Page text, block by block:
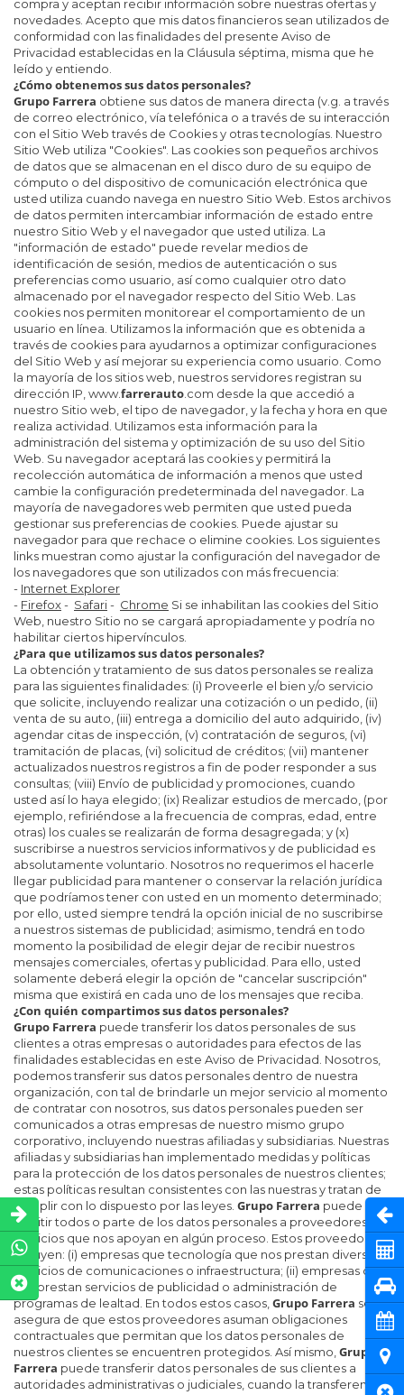
compra y aceptan recibir información sobre nuestras ofertas y
novedades. Acepto que mis datos financieros sean utilizados de
conformidad con las finalidades del presente Aviso de
Privacidad establecidas en la Cláusula séptima, misma que he
leído y entiendo.
¿Cómo obtenemos sus datos personales?
Grupo Farrera obtiene sus datos de manera directa (v.g. a través
de correo electrónico, vía telefónica o a través de su interacción
con el Sitio Web través de Cookies y otras tecnologías. Nuestro
Sitio Web utiliza "Cookies". Las cookies son pequeños archivos
de datos que se almacenan en el disco duro de su equipo de
cómputo o del dispositivo de comunicación electrónica que
usted utiliza cuando navega en nuestro Sitio Web. Estos archivos
de datos permiten intercambiar información de estado entre
nuestro Sitio Web y el navegador que usted utiliza. La
"información de estado" puede revelar medios de
identificación de sesión, medios de autenticación o sus
preferencias como usuario, así como cualquier otro dato
almacenado por el navegador respecto del Sitio Web. Las
cookies nos permiten monitorear el comportamiento de un
usuario en línea. Utilizamos la información que es obtenida a
través de cookies para ayudarnos a optimizar configuraciones
del Sitio Web y así mejorar su experiencia como usuario. Como
la mayoría de los sitios web, nuestros servidores registran su
dirección IP, www.farrerauto .com desde la que accedió a
nuestro Sitio web, el tipo de navegador, y la fecha y hora en que
realiza actividad. Utilizamos esta información para la
administración del sistema y optimización de su uso del Sitio
Web. Su navegador aceptará las cookies y permitirá la
recolección automática de información a menos que usted
cambie la configuración predeterminada del navegador. La
mayoría de navegadores web permiten que usted pueda
gestionar sus preferencias de cookies. Puede ajustar su
navegador para que rechace o elimine cookies. Los siguientes
links muestran como ajustar la configuración del navegador de
los navegadores que son utilizados con más frecuencia:
- Internet Explorer
- Firefox- Safari- Chrome Si se inhabilitan las cookies del Sitio
Web, nuestro Sitio no se cargará apropiadamente y podría no
habilitar ciertos hipervínculos.
¿Para que utilizamos sus datos personales?
La obtención y tratamiento de sus datos personales se realiza
para las siguientes finalidades: (i) Proveerle el bien y/o servicio
que solicite, incluyendo realizar una cotización o un pedido, (ii)
venta de su auto, (iii) entrega a domicilio del auto adquirido, (iv)
agendar citas de inspección, (v) contratación de seguros, (vi)
tramitación de placas, (vi) solicitud de créditos; (vii) mantener
actualizados nuestros registros a fin de poder responder a sus
consultas; (viii) Envío de publicidad y promociones, cuando
usted así lo haya elegido; (ix) Realizar estudios de mercado, (por
ejemplo, refiriéndose a la frecuencia de compras, edad, entre
otras) los cuales se realizarán de forma desagregada; y (x)
suscribirse a nuestros servicios informativos y de publicidad es
absolutamente voluntario. Nosotros no requerimos el hacerle
llegar publicidad para mantener o conservar la relación jurídica
que podríamos tener con usted en un momento determinado;
por ello, usted siempre tendrá la opción inicial de no suscribirse
a nuestros sistemas de publicidad; asimismo, tendrá en todo
momento la posibilidad de elegir dejar de recibir nuestros
mensajes comerciales, ofertas y publicidad. Para ello, usted
solamente deberá elegir la opción de "cancelar suscripción"
misma que existirá en cada uno de los mensajes que reciba.
¿Con quién compartimos sus datos personales?
Grupo Farrera puede transferir los datos personales de sus
clientes a otras empresas o autoridades para efectos de las
finalidades establecidas en este Aviso de Privacidad. Nosotros,
podemos transferir sus datos personales dentro de nuestra
organización, con tal de brindarle un mejor servicio al momento
de contratar con nosotros, sus datos personales pueden ser
comunicados a otras empresas de nuestro mismo grupo
corporativo, incluyendo nuestras afiliadas y subsidiarias. Nuestras
afiliadas y subsidiarias han implementado medidas y políticas
para la protección de los datos personales de nuestros clientes;
estas políticas resultan consistentes con las nuestras y tratan de
cumplir con lo dispuesto por las leyes. Grupo Farrera puede
remitir todos o parte de los datos personales a proveedores de
servicios que nos apoyan en algún proceso. Estos proveedores
incluyen: (i) empresas que tecnología que nos prestan diversos
servicios de comunicaciones o infraestructura; (ii) empresas que
nos prestan servicios de publicidad o administración de
programas de lealtad. En todos estos casos, Grupo Farrera se
asegura de que estos proveedores asuman obligaciones
contractuales que permitan que los datos personales de
nuestros clientes se encuentren protegidos. Así mismo, Grupo
Farrera puede transferir datos personales de sus clientes a
autoridades administrativas o judiciales, cuando la transferencia